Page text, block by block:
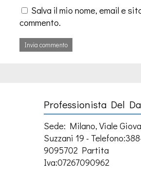
Salva il mio nome, email e
commento.
Professionista Del
Sede: Milano, Viale
Suzzani 19 -
9095702 Partita
Iva:07267090962